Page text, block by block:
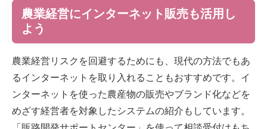
農業経営にインターネット販売も活用し
よう
農業経営リスクを回避するためにも、現代の方法でもあ
るインターネットを取り入れることもおすすめです。イ
ンターネットを使った農産物の販売やブランド化などを
めざす経営者を対象したシステムの紹介もしています。